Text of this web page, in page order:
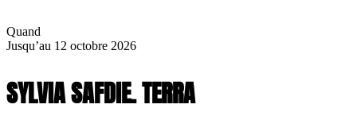
Quand
Jusqu’au 12 octobre 2026
SYLVIA SAFDIE. TERRA